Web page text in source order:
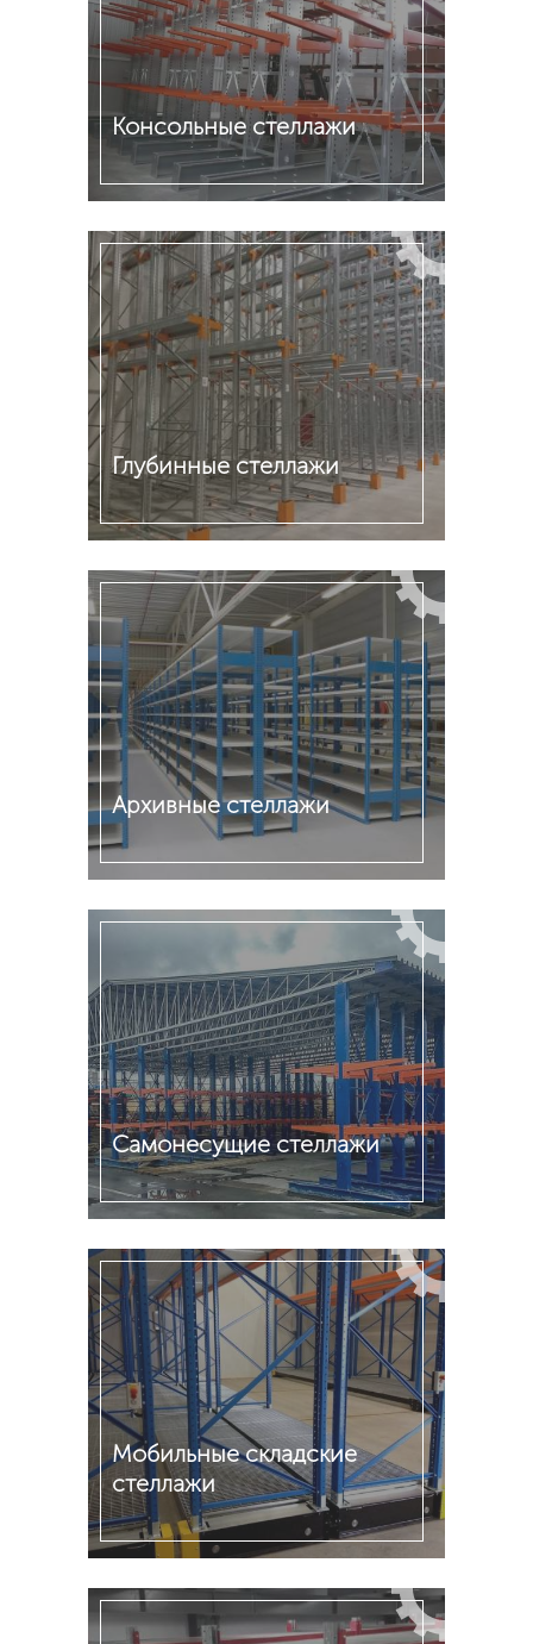
Консольные стеллажи
Подробнее
Глубинные стеллажи
Подробнее
Архивные стеллажи
Подробнее
Cамонесущие стеллажи
Подробнее
Мобильные складские
стеллажи
Подробнее